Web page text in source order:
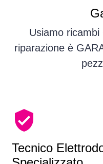
Usiamo
riparazione è
Tecnico